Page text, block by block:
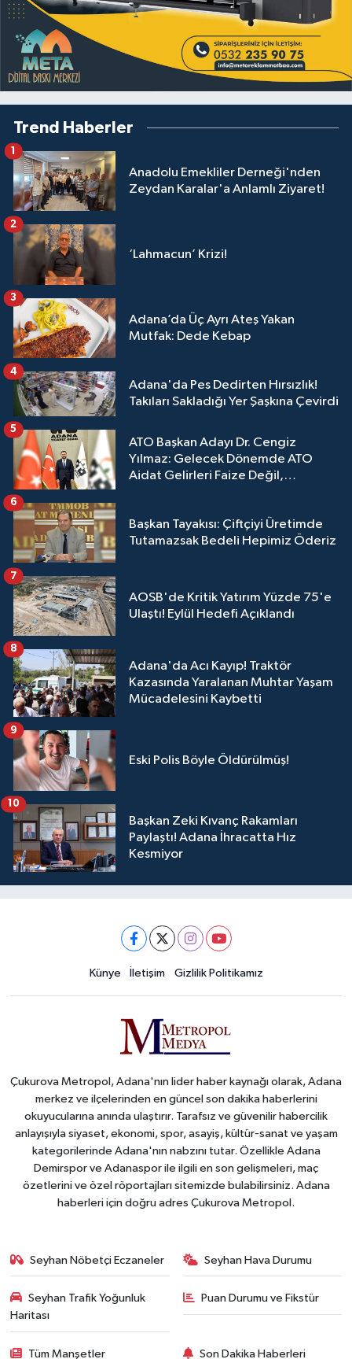
Trend Haberler
Anadolu Emekliler Derneği'nden
Zeydan Karalar'a Anlamlı Ziyaret!
1
‘Lahmacun’ Krizi!
2
Adana’da Üç Ayrı Ateş Yakan
Mutfak: Dede Kebap
3
Adana'da Pes Dedirten Hırsızlık!
Takıları Sakladığı Yer Şaşkına Çevirdi
4
ATO Başkan Adayı Dr. Cengiz
Yılmaz: Gelecek Dönemde ATO
Aidat Gelirleri Faize Değil,
5
Başkan Tayakısı: Çiftçiyi Üretimde
Tutamazsak Bedeli Hepimiz Öderiz
6
AOSB'de Kritik Yatırım Yüzde 75'e
Ulaştı! Eylül Hedefi Açıklandı
7
Adana'da Acı Kayıp! Traktör
Kazasında Yaralanan Muhtar Yaşam
Mücadelesini Kaybetti
8
Eski Polis Böyle Öldürülmüş!
9
Başkan Zeki Kıvanç Rakamları
Paylaştı! Adana İhracatta Hız
Kesmiyor
10
Künye İletişim Gizlilik Politikamız
Çukurova Metropol, Adana'nın lider haber kaynağı olarak, Adana
merkez ve ilçelerinden en güncel son dakika haberlerini
okuyucularına anında ulaştırır. Tarafsız ve güvenilir habercilik
anlayışıyla siyaset, ekonomi, spor, asayiş, kültür-sanat ve yaşam
kategorilerinde Adana'nın nabzını tutar. Özellikle Adana
Demirspor ve Adanaspor ile ilgili en son gelişmeleri, maç
özetlerini ve özel röportajları sitemizde bulabilirsiniz. Adana
haberleri için doğru adres Çukurova Metropol.
Seyhan Nöbetçi Eczaneler Seyhan Hava Durumu
Seyhan Trafik Yoğunluk
Haritası
Puan Durumu ve Fikstür
Tüm Manşetler Son Dakika Haberleri